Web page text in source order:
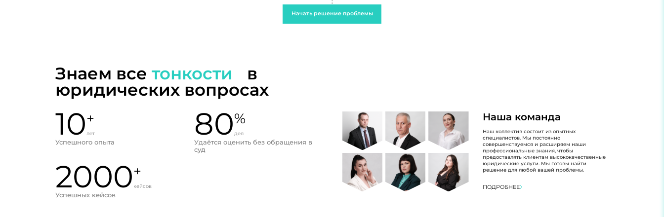
Начать решение проблемы
Знаем все тонкости в
юридических вопросах
10+
лет
Успешного опыта
80%
дел
Удаётся оценить без обращения в
суд
2000+
кейсов
Успешных кейсов
Наша команда
Наш коллектив состоит из опытных
специалистов. Мы постоянно
совершенствуемся и расширяем наши
профессиональные знания, чтобы
предоставлять клиентам высококачественные
юридические услуги. Мы готовы найти
решение для любой вашей проблемы.
ПОДРОБНЕЕ